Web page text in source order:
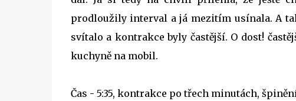
prodloužily interval a já mezitím usínala. A
svítalo a kontrakce byly častější. O dost!
kuchyně na mobil.
Čas - 5:35, kontrakce po třech minutách,